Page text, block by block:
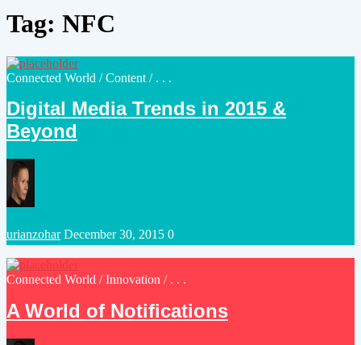
Tag: NFC
Posted
Connected World /Content / . . .
Digital Media Trends in 2015 &
Beyond
Posted
by
urianzohar December 30, 2015 0
Posted
Connected World /Innovation / . . .
A World of Notifications